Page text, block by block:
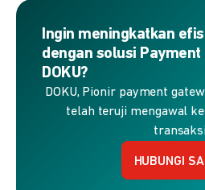
Ingin meningkatkan
dengan solusi
DOKU?
DOKU, Pionir payment
telah teruji mengawal
HUBUNGI